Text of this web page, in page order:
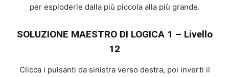
per esploderle dalla più piccola alla più grande.
SOLUZIONE MAESTRO DI LOGICA 1 – Livello
12
Clicca i pulsanti da sinistra verso destra, poi inverti il